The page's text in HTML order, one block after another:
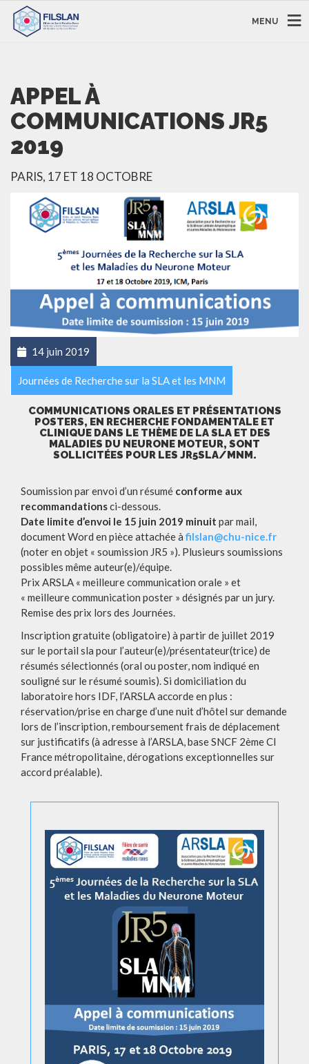
MENU
APPEL À
COMMUNICATIONS JR5
2019
PARIS, 17 ET 18 OCTOBRE
14 juin 2019
Journées de Recherche sur la SLA et les MNM
COMMUNICATIONS ORALES ET PRÉSENTATIONS
POSTERS, EN RECHERCHE FONDAMENTALE ET
CLINIQUE DANS LE THÈME DE LA SLA ET DES
MALADIES DU NEURONE MOTEUR, SONT
SOLLICITÉES POUR LES JR5SLA/MNM.
Soumission par envoi d’un résumé conforme aux
recommandationsci-dessous.
Date limite d’envoi le 15 juin 2019 minuit par mail,
document Word en pièce attachée à filslan@chu-nice.fr
(noter en objet « soumission JR5 »). Plusieurs soumissions
possibles même auteur(e)/équipe.
Prix ARSLA « meilleure communication orale » et
« meilleure communication poster » désignés par un jury.
Remise des prix lors des Journées.
Inscription gratuite (obligatoire) à partir de juillet 2019
sur le portail sla pour l’auteur(e)/présentateur(trice) de
résumés sélectionnés (oral ou poster, nom indiqué en
souligné sur le résumé soumis). Si domiciliation du
laboratoire hors IDF, l’ARSLA accorde en plus :
réservation/prise en charge d’une nuit d’hôtel sur demande
lors de l’inscription, remboursement frais de déplacement
sur justificatifs (à adresse à l’ARSLA, base SNCF 2ème Cl
France métropolitaine, dérogations exceptionnelles sur
accord préalable).